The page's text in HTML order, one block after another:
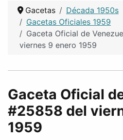
Gacetas
Década 1950s
Gacetas Oficiales 1959
Gaceta Oficial de
viernes 9 enero 1959
Gaceta Oficial
#25858 del
1959